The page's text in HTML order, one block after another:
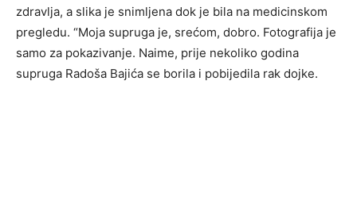
zdravlja, a slika je snimljena dok je bila na medicinskom
pregledu. “Moja supruga je, srećom, dobro. Fotografija je
samo za pokazivanje. Naime, prije nekoliko godina
supruga Radoša Bajića se borila i pobijedila rak dojke.